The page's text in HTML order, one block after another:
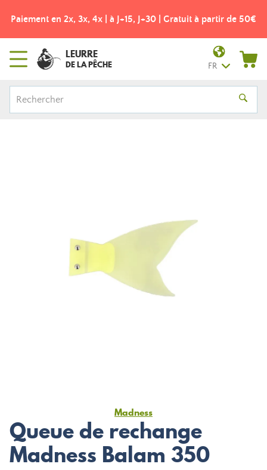
Paiement en 2x, 3x, 4x | à J+15, J+30 | Gratuit à partir de 50€
LEURRE
DE LA PÊCHE FR
Madness
Queue de rechange
Madness Balam 350